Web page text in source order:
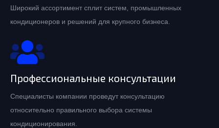
Широкий ассортимент сплит систем, промышленных
кондиционеров и решений для крупного бизнеса.
Профессиональные консультации
Специалисты компании проведут консультацию
относительно правильного выбора системы
кондиционирования.